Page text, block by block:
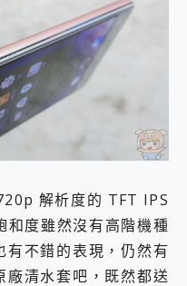
解析度的 TFT IPS
和度雖然沒有高階機種
不錯的表現，仍然有
清水套吧，既然都送